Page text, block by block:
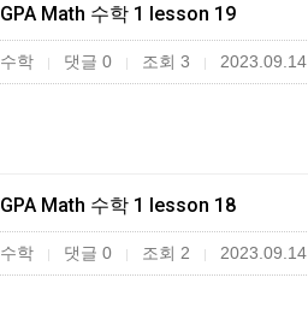
GPA Math 수학 1 lesson 19
수학 | 댓글 0 | 조회 3 | 2023.09.14
GPA Math 수학 1 lesson 18
수학 | 댓글 0 | 조회 2 | 2023.09.14